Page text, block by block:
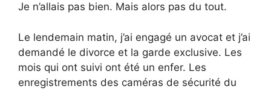
Je n’allais pas bien. Mais alors pas du tout.
Le lendemain matin, j’ai engagé un avocat et j’ai
demandé le divorce et la garde exclusive. Les
mois qui ont suivi ont été un enfer. Les
enregistrements des caméras de sécurité du